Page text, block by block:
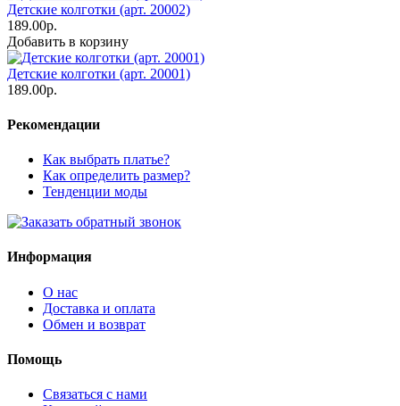
Детские колготки (арт. 20002)
189.00р.
Добавить в корзину
Детские колготки (арт. 20001)
189.00р.
Рекомендации
Как выбрать платье?
Как определить размер?
Тенденции моды
Информация
О нас
Доставка и оплата
Обмен и возврат
Помощь
Связаться с нами